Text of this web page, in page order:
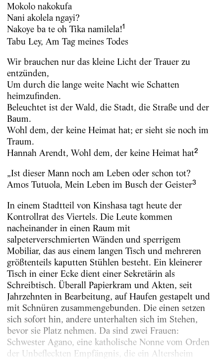
Mokolo nakokufa
Nani akolela ngayi?
Nakoye ba te oh Tika namilela!1
Tabu Ley, Am Tag meines Todes
Wir brauchen nur das kleine Licht der Trauer zu
entzünden,
Um durch die lange weite Nacht wie Schatten
heimzufinden.
Beleuchtet ist der Wald, die Stadt, die Straße und der
Baum.
Wohl dem, der keine Heimat hat; er sieht sie noch im
Traum.
Hannah Arendt, Wohl dem, der keine Heimat hat2
„Ist dieser Mann noch am Leben oder schon tot?
Amos Tutuola, Mein Leben im Busch der Geister3
In einem Stadtteil von Kinshasa tagt heute der
Kontrollrat des Viertels. Die Leute kommen
nacheinander in einen Raum mit
salpeterverschmierten Wänden und sperrigem
Mobiliar, das aus einem langen Tisch und mehreren
größtenteils kaputten Stühlen besteht. Ein kleinerer
Tisch in einer Ecke dient einer Sekretärin als
Schreibtisch. Überall Papierkram und Akten, seit
Jahrzehnten in Bearbeitung, auf Haufen gestapelt und
mit Schnüren zusammengebunden. Die einen setzen
sich sofort hin, andere unterhalten sich im Stehen,
bevor sie Platz nehmen. Da sind zwei Frauen:
Schwester Agano, eine katholische Nonne vom Orden
der Unbefleckten Empfängnis, die ein Altersheim